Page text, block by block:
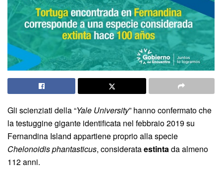
Gli scienziati della “Yale University” hanno confermato che
la testuggine gigante identificata nel febbraio 2019 su
Fernandina Island appartiene proprio alla specie
Chelonoidis phantasticus, considerataestintada almeno
112 anni.